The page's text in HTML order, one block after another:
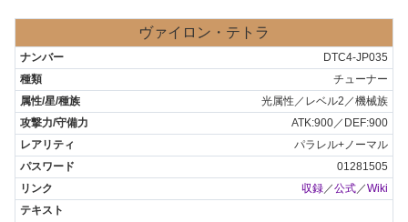
ヴァイロン・テトラ
DTC4-JP035
チューナー
光属性／レベル2／機械族
ATK:900／DEF:900
パラレル+ノーマル
01281505
収録／公式／Wiki